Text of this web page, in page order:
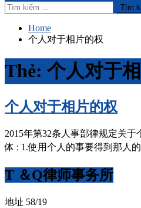
Tìm
kiếm
cho:
Home
个人对于相片的权
Thẻ: 个人对于
个人对于相片的权
2015年第32条人事部律规定关
体 : 1.使用个人的事要得到那人
T ＆Q律师事务所
地址 58/19